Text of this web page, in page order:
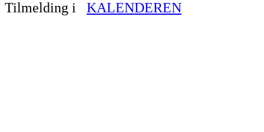
Tilmelding i KALENDEREN